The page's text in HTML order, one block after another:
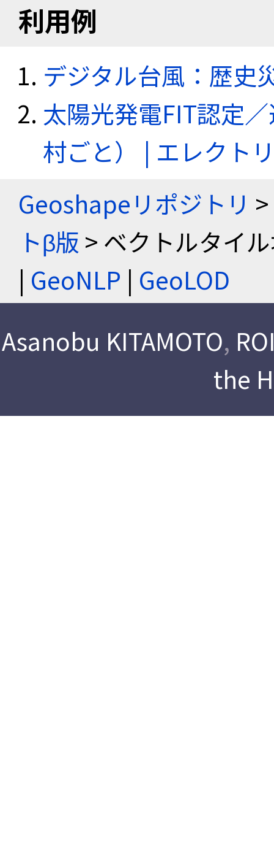
利用例
デジタル台風：歴史
太陽光発電FIT認定
村ごと） | エレクト
Geoshapeリポジトリ >
トβ版 > ベクトルタイ
| GeoNLP | GeoLOD
Asanobu KITAMOTO,
the